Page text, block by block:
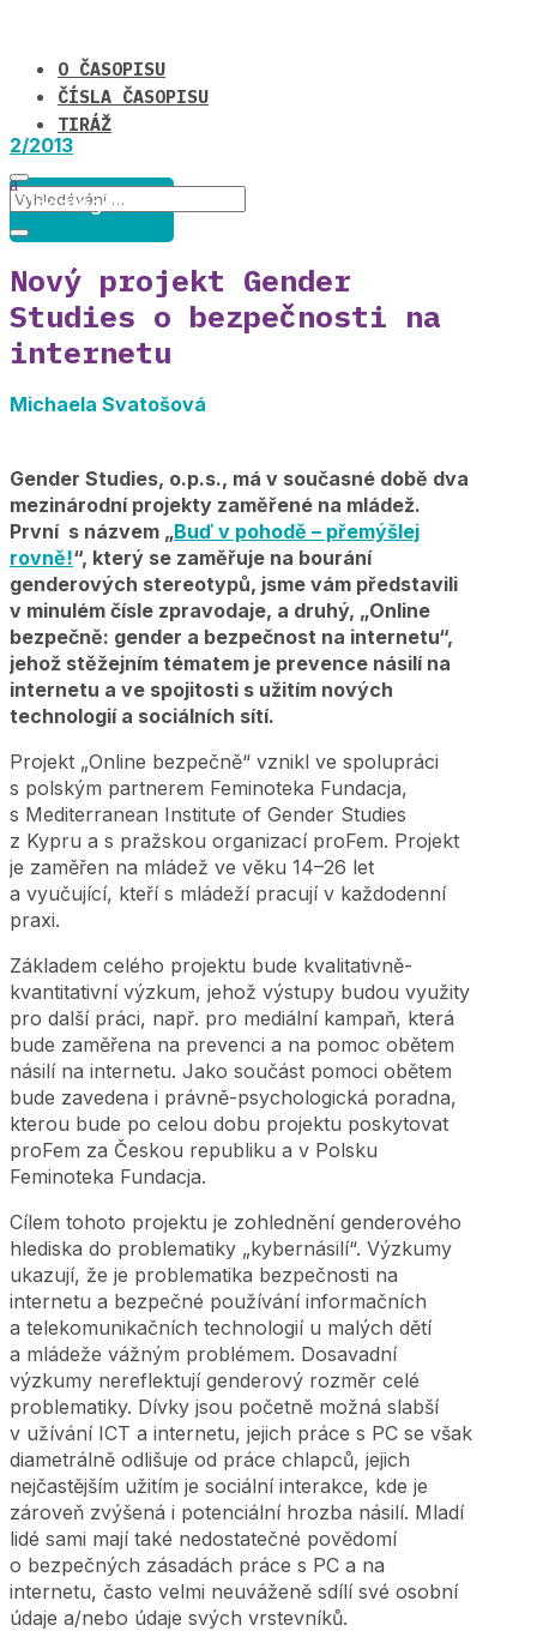
O ČASOPISU
ČÍSLA ČASOPISU
TIRÁŽ
2/2013
Uncategorized
Nový projekt Gender
Studies o bezpečnosti na
internetu
Michaela Svatošová
Gender Studies, o.p.s., má v současné době dva
mezinárodní projekty zaměřené na mládež.
První s názvem „Buď v pohodě – přemýšlej
rovně!“, který se zaměřuje na bourání
genderových stereotypů, jsme vám představili
v minulém čísle zpravodaje, a druhý, „Online
bezpečně: gender a bezpečnost na internetu“,
jehož stěžejním tématem je prevence násilí na
internetu a ve spojitosti s užitím nových
technologií a sociálních sítí.
Projekt „Online bezpečně“ vznikl ve spolupráci
s polským partnerem Feminoteka Fundacja,
s Mediterranean Institute of Gender Studies
z Kypru a s pražskou organizací proFem. Projekt
je zaměřen na mládež ve věku 14–26 let
a vyučující, kteří s mládeží pracují v každodenní
praxi.
Základem celého projektu bude kvalitativně-
kvantitativní výzkum, jehož výstupy budou využity
pro další práci, např. pro mediální kampaň, která
bude zaměřena na prevenci a na pomoc obětem
násilí na internetu. Jako součást pomoci obětem
bude zavedena i právně-psychologická poradna,
kterou bude po celou dobu projektu poskytovat
proFem za Českou republiku a v Polsku
Feminoteka Fundacja.
Cílem tohoto projektu je zohlednění genderového
hlediska do problematiky „kybernásilí“. Výzkumy
ukazují, že je problematika bezpečnosti na
internetu a bezpečné používání informačních
a telekomunikačních technologií u malých dětí
a mládeže vážným problémem. Dosavadní
výzkumy nereflektují genderový rozměr celé
problematiky. Dívky jsou početně možná slabší
v užívání ICT a internetu, jejich práce s PC se však
diametrálně odlišuje od práce chlapců, jejich
nejčastějším užitím je sociální interakce, kde je
zároveň zvýšená i potenciální hrozba násilí. Mladí
lidé sami mají také nedostatečné povědomí
o bezpečných zásadách práce s PC a na
internetu, často velmi neuváženě sdílí své osobní
údaje a/nebo údaje svých vrstevníků.